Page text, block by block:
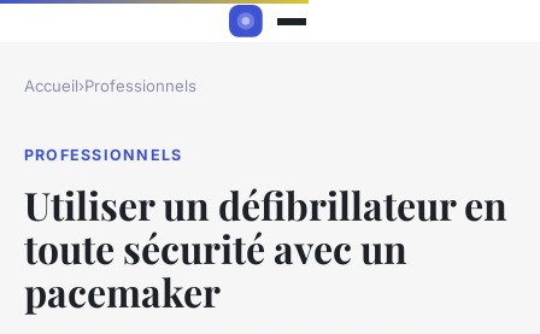
Accueil›Professionnels
PROFESSIONNELS
Utiliser un défibrillateur en
toute sécurité avec un
pacemaker